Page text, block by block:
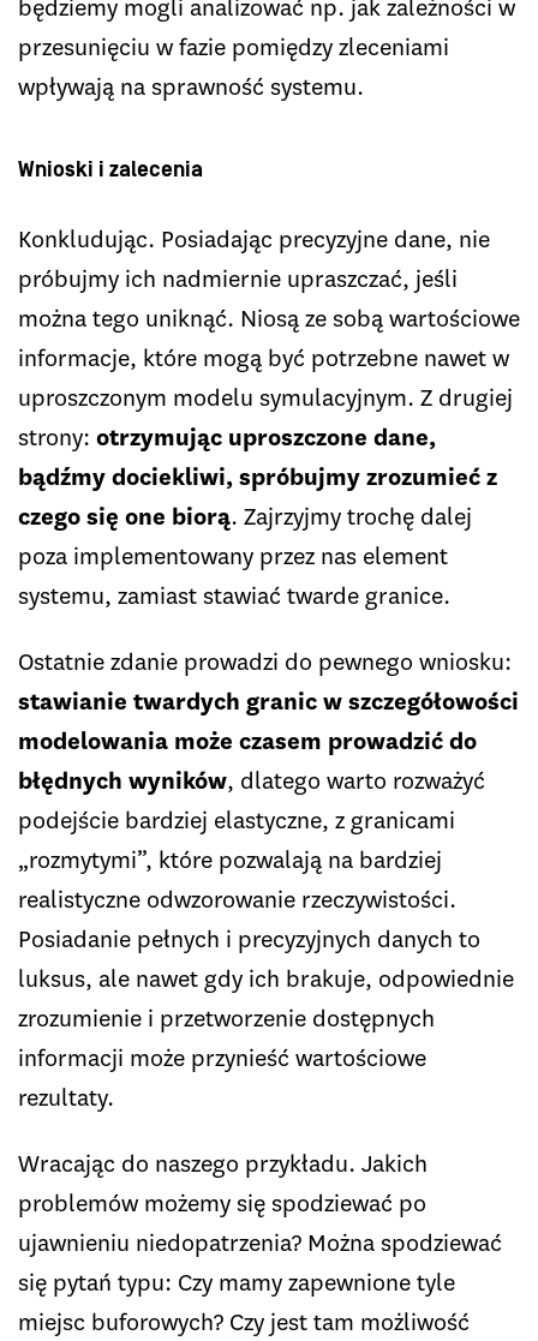
będziemy mogli analizować np. jak zależności w
przesunięciu w fazie pomiędzy zleceniami
wpływają na sprawność systemu.
Wnioski i zalecenia
Konkludując. Posiadając precyzyjne dane, nie
próbujmy ich nadmiernie upraszczać, jeśli
można tego uniknąć. Niosą ze sobą wartościowe
informacje, które mogą być potrzebne nawet w
uproszczonym modelu symulacyjnym. Z drugiej
strony: otrzymując uproszczone dane,
bądźmy dociekliwi, spróbujmy zrozumieć z
czego się one biorą. Zajrzyjmy trochę dalej
poza implementowany przez nas element
systemu, zamiast stawiać twarde granice.
Ostatnie zdanie prowadzi do pewnego wniosku:
stawianie twardych granic w szczegółowości
modelowania może czasem prowadzić do
błędnych wyników, dlatego warto rozważyć
podejście bardziej elastyczne, z granicami
„rozmytymi”, które pozwalają na bardziej
realistyczne odwzorowanie rzeczywistości.
Posiadanie pełnych i precyzyjnych danych to
luksus, ale nawet gdy ich brakuje, odpowiednie
zrozumienie i przetworzenie dostępnych
informacji może przynieść wartościowe
rezultaty.
Wracając do naszego przykładu. Jakich
problemów możemy się spodziewać po
ujawnieniu niedopatrzenia? Można spodziewać
się pytań typu: Czy mamy zapewnione tyle
miejsc buforowych? Czy jest tam możliwość